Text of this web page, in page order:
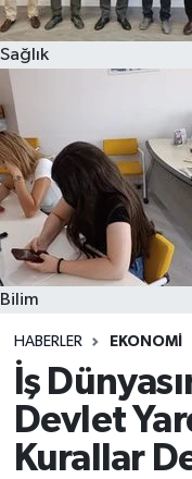
Sağlık
Bilim
HABERLER EKONOMI
İş
Devlet
Kurallar